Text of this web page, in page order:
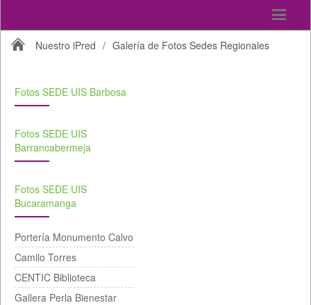
Nuestro iPred / Galería de Fotos Sedes Regionales
Fotos SEDE UIS Barbosa
Fotos SEDE UIS
Barrancabermeja
Fotos SEDE UIS
Bucaramanga
Portería Monumento Calvo
Camilo Torres
CENTIC Biblioteca
Gallera Perla Bienestar